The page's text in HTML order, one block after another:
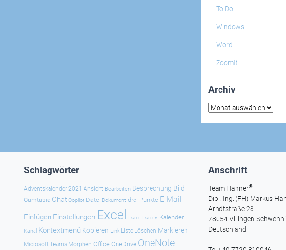
To Do
Windows
Word
ZoomIt
Archiv
Archiv
Schlagwörter
Adventskalender 2021 Ansicht Bearbeiten Besprechung Bild
Camtasia Chat Copilot Datei Dokument drei Punkte E-Mail
Einfügen Einstellungen Excel Form Forms Kalender
Kanal Kontextmenü Kopieren Link Liste Löschen Markieren
Microsoft Teams Morphen Office OneDrive OneNote
Anschrift
Team Hahner®
Dipl.-Ing. (FH) Markus
Arndtstraße 28
78054 Villingen-
Deutschland